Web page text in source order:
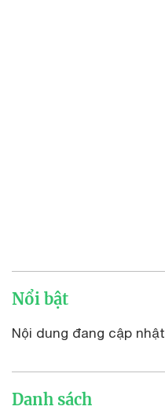
Nổi bật
Nội dung đang cập nhật
Danh sách